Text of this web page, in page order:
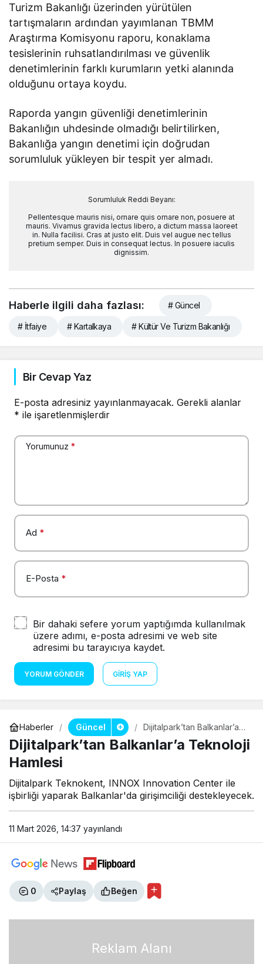
Turizm Bakanlığı üzerinden yürütülen
tartışmaların ardından yayımlanan TBMM
Araştırma Komisyonu raporu, konaklama
tesislerinin ruhsatlandırılması ve güvenlik
denetimlerinin farklı kurumların yetki alanında
olduğunu ortaya koydu.
Raporda yangın güvenliği denetimlerinin
Bakanlığın uhdesinde olmadığı belirtilirken,
Bakanlığa yangın denetimi için doğrudan
sorumluluk yükleyen bir tespit yer almadı.
Sorumluluk Reddi Beyanı:
Pellentesque mauris nisi, ornare quis ornare non, posuere at
mauris. Vivamus gravida lectus libero, a dictum massa laoreet
in. Nulla facilisi. Cras at justo elit. Duis vel augue nec tellus
pretium semper. Duis in consequat lectus. In posuere iaculis
dignissim.
Haberle ilgili daha fazlası: # Güncel
# İtfaiye # Kartalkaya # Kültür Ve Turizm Bakanlığı
Bir Cevap Yaz
E-posta adresiniz yayınlanmayacak. Gerekli alanlar
* ile işaretlenmişlerdir
Yorumunuz *
Ad *
E-Posta *
Bir dahaki sefere yorum yaptığımda kullanılmak
üzere adımı, e-posta adresimi ve web site
adresimi bu tarayıcıya kaydet.
YORUM GÖNDER GIRIŞ YAP
Haberler Güncel
Dijitalpark’tan Balkanlar’a
Dijitalpark’tan Balkanlar’a Teknoloji
Hamlesi
Dijitalpark Teknokent, INNOX Innovation Center ile
işbirliği yaparak Balkanlar'da girişimciliği destekleyecek.
11 Mart 2026, 14:37 yayınlandı
0 Paylaş Beğen
Reklam Alanı